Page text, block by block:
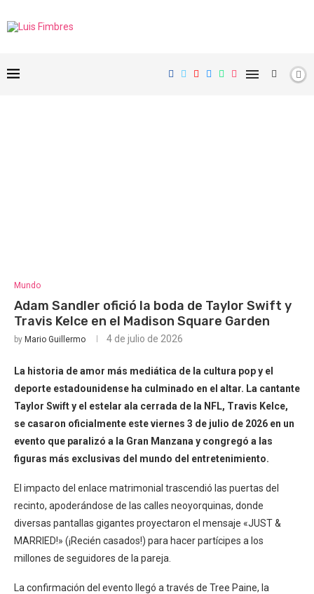
Mundo
Adam Sandler ofició la boda de Taylor Swift y
Travis Kelce en el Madison Square Garden
by Mario Guillermo 4 de julio de 2026
La historia de amor más mediática de la cultura pop y el
deporte estadounidense ha culminado en el altar. La cantante
Taylor Swift y el estelar ala cerrada de la NFL, Travis Kelce,
se casaron oficialmente este viernes 3 de julio de 2026 en un
evento que paralizó a la Gran Manzana y congregó a las
figuras más exclusivas del mundo del entretenimiento.
El impacto del enlace matrimonial trascendió las puertas del
recinto, apoderándose de las calles neoyorquinas, donde
diversas pantallas gigantes proyectaron el mensaje «JUST &
MARRIED!» (¡Recién casados!) para hacer partícipes a los
millones de seguidores de la pareja.
La confirmación del evento llegó a través de Tree Paine, la